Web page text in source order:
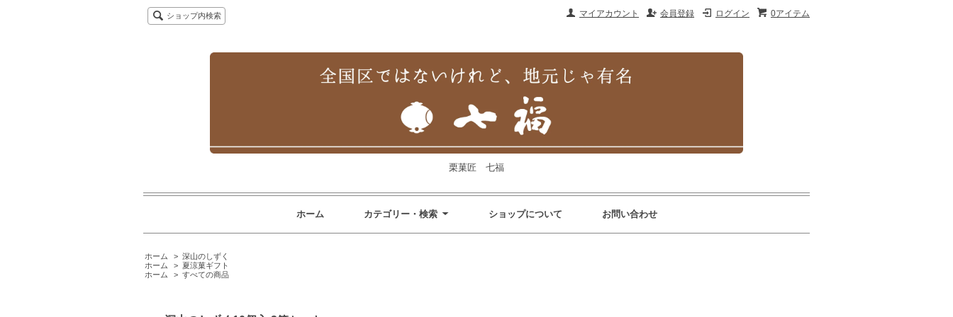
0アイテム
ログイン
会員登録
マイアカウント
ショップ内検索
栗菓匠 七福
ホーム カテゴリー・検索 ショップについて お問い合わせ
ホーム > 深山のしずく
ホーム
> 夏涼菓ギフト
ホーム
> すべての商品